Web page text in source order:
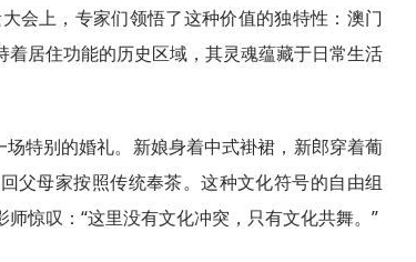
会上，专家们领悟了这种价值的独特性：澳门
居住功能的历史区域，其灵魂蕴藏于日常生活
特别的婚礼。新娘身着中式褂裙，新郎穿着葡
父母家按照传统奉茶。这种文化符号的自由组
惊叹：“这里没有文化冲突，只有文化共舞。”